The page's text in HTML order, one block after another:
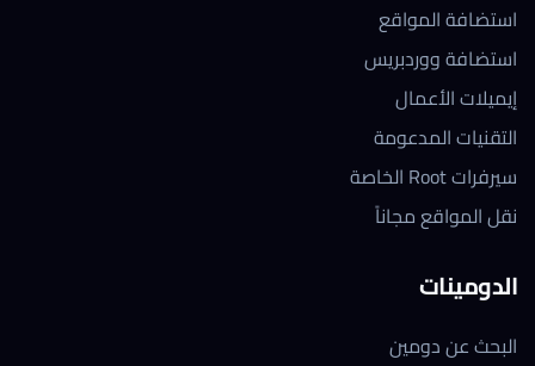
استضافة المواقع
استضافة ووردبريس
إيميلات الأعمال
التقنيات المدعومة
سيرفرات Root الخاصة
نقل المواقع مجاناً
الدومينات
البحث عن دومين